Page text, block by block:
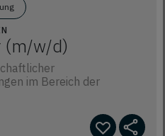
(m/w/d)
im Bereich der